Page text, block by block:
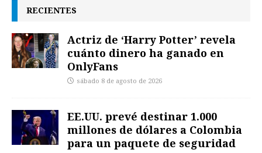
RECIENTES
Actriz de ‘Harry Potter’ revela
cuánto dinero ha ganado en
OnlyFans
sábado 8 de agosto de 2026
EE.UU. prevé destinar 1.000
millones de dólares a Colombia
para un paquete de seguridad